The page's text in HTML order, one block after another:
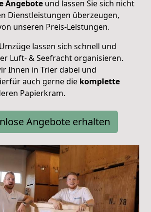
Angebote und lassen Sie sich nicht
Dienstleistungen überzeugen,
unseren Preis-Leistungen.
lassen sich schnell und
Luft- & Seefracht organisieren.
Ihnen in Trier dabei und
auch gerne die komplette
Papierkram.
Angebote erhalten